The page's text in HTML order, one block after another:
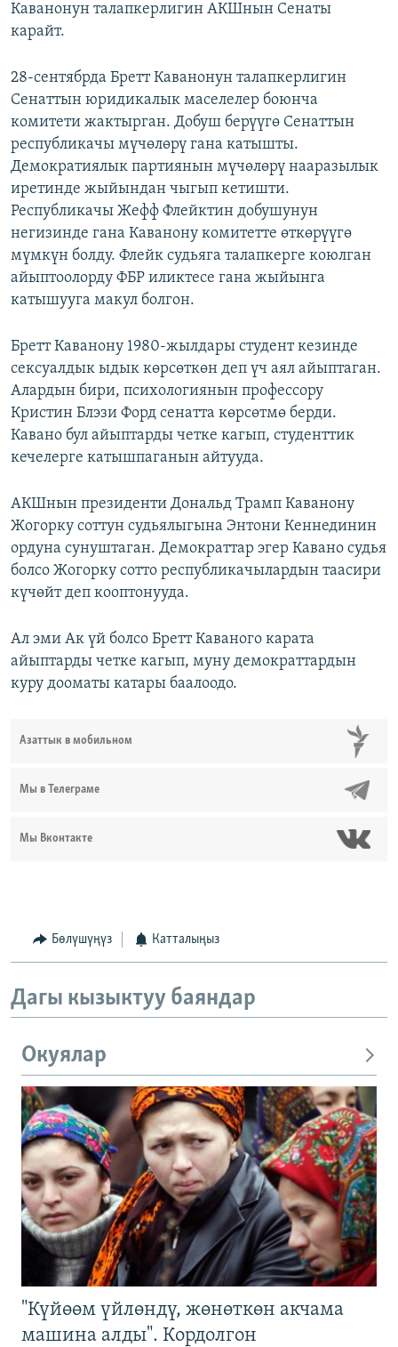
Каванонун талапкерлигин АКШнын Сенаты
карайт.
28-сентябрда Бретт Каванонун талапкерлигин
Сенаттын юридикалык маселелер боюнча
комитети жактырган. Добуш берүүгө Сенаттын
республикачы мүчөлөрү гана катышты.
Демократиялык партиянын мүчөлөрү нааразылык
иретинде жыйындан чыгып кетишти.
Республикачы Жефф Флейктин добушунун
негизинде гана Каванону комитетте өткөрүүгө
мүмкүн болду. Флейк судьяга талапкерге коюлган
айыптоолорду ФБР иликтесе гана жыйынга
катышууга макул болгон.
Бретт Каванону 1980-жылдары студент кезинде
сексуалдык ыдык көрсөткөн деп үч аял айыптаган.
Алардын бири, психологиянын профессору
Кристин Блэзи Форд сенатта көрсөтмө берди.
Кавано бул айыптарды четке кагып, студенттик
кечелерге катышпаганын айтууда.
АКШнын президенти Дональд Трамп Каванону
Жогорку соттун судьялыгына Энтони Кеннединин
ордуна сунуштаган. Демократтар эгер Кавано судья
болсо Жогорку сотто республикачылардын таасири
күчөйт деп кооптонууда.
Ал эми Ак үй болсо Бретт Каваного карата
айыптарды четке кагып, муну демократтардын
куру дооматы катары баалоодо.
Азаттык в мобильном
Мы в Телеграме
Мы Вконтакте
Бөлүшүңүз Катталыңыз
Дагы кызыктуу баяндар
Окуялар
"Күйөөм үйлөндү, жөнөткөн акчама
машина алды". Кордолгон